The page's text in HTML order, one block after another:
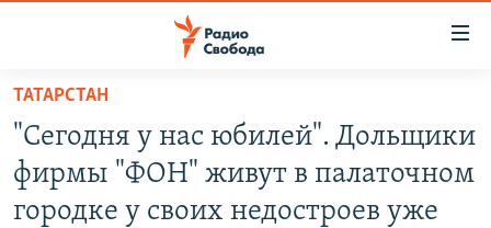
упрощенного
доступа
Вернуться
основному
ПРОГРАММЫ
ПОДКАСТЫ
АВТОРСКИЕ ПРОЕКТЫ
ТАТАРСТАН
"Сегодня у нас юбилей". Дольщики
фирмы "ФОН" живут в палаточном
городке у своих недостроев уже